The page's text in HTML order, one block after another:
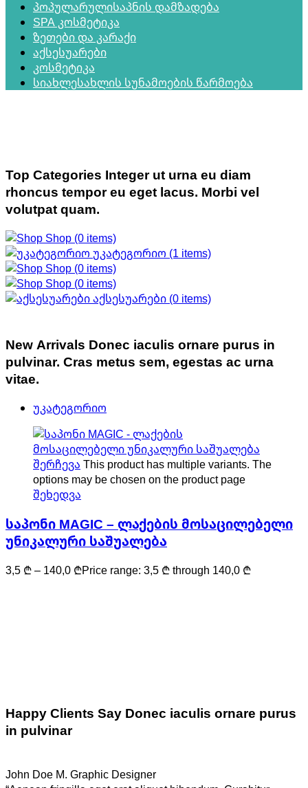
პოპულარულისაპნის დამზადება
SPA კოსმეტიკა
ზეთები და კარაქი
აქსესუარები
კოსმეტიკა
სიახლესახლის სუნამოების წარმოება
Top Categories Integer ut urna eu diam
rhoncus tempor eu eget lacus. Morbi vel
volutpat quam.
Shop (0 items)
უკატეგორიო (1 items)
Shop (0 items)
Shop (0 items)
აქსესუარები (0 items)
New Arrivals Donec iaculis ornare purus in
pulvinar. Cras metus sem, egestas ac urna
vitae.
უკატეგორიო
შერჩევა This product has multiple variants. The
options may be chosen on the product page
შეხედვა
საპონი MAGIC – ლაქების მოსაცილებელი
უნიკალური საშუალება
3,5 ₾– 140,0 ₾Price range: 3,5 ₾ through 140,0 ₾
Happy Clients Say Donec iaculis ornare purus
in pulvinar
John Doe M. Graphic Designer